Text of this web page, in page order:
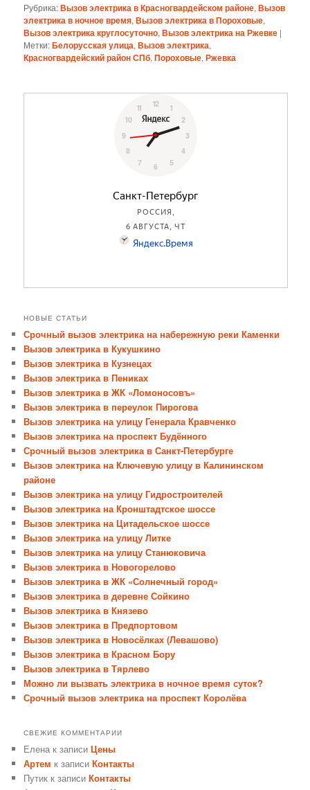
Рубрика:Вызов электрика в Красногвардейском районе,Вызов
электрика в ночное время,Вызов электрика в Пороховые,
Вызов электрика круглосуточно,Вызов электрика на Ржевке |
Метки:Белорусская улица,Вызов электрика,
Красногвардейский район СПб,Пороховые,Ржевка
НОВЫЕ СТАТЬИ
Срочный вызов электрика на набережную реки Каменки
Вызов электрика в Кукушкино
Вызов электрика в Кузнецах
Вызов электрика в Пениках
Вызов электрика в ЖК «Ломоносовъ»
Вызов электрика в переулок Пирогова
Вызов электрика на улицу Генерала Кравченко
Вызов электрика на проспект Будённого
Срочный вызов электрика в Санкт-Петербурге
Вызов электрика на Ключевую улицу в Калининском
районе
Вызов электрика на улицу Гидростроителей
Вызов электрика на Кронштадтское шоссе
Вызов электрика на Цитадельское шоссе
Вызов электрика на улицу Литке
Вызов электрика на улицу Станюковича
Вызов электрика в Новогорелово
Вызов электрика в ЖК «Солнечный город»
Вызов электрика в деревне Сойкино
Вызов электрика в Князево
Вызов электрика в Предпортовом
Вызов электрика в Новосёлках (Левашово)
Вызов электрика в Красном Бору
Вызов электрика в Тярлево
Можно ли вызвать электрика в ночное время суток?
Срочный вызов электрика на проспект Королёва
СВЕЖИЕ КОММЕНТАРИИ
Елена к записиЦены
Артем к записиКонтакты
Путик к записиКонтакты